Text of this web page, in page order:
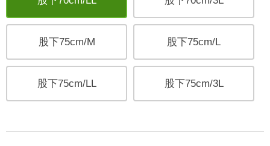
股下75cm/M 股下75cm/L
股下75cm/LL 股下75cm/3L